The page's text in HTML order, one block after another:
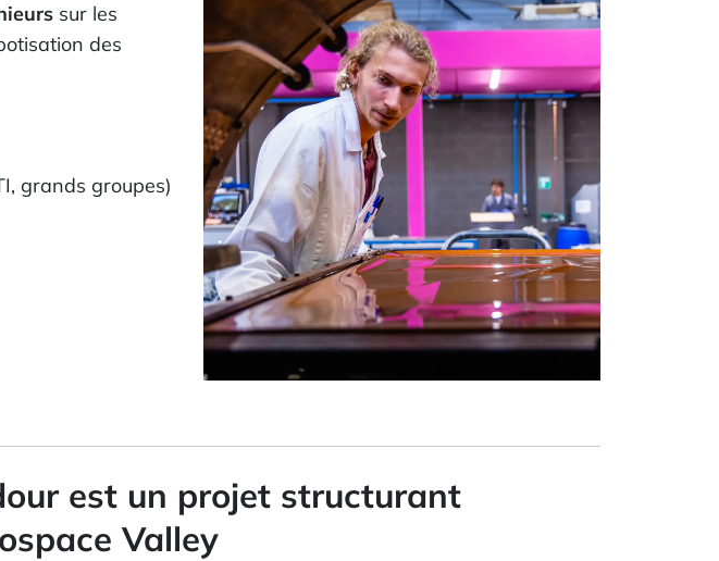
sur les
des
grands groupes)
est un projet structurant
Valley